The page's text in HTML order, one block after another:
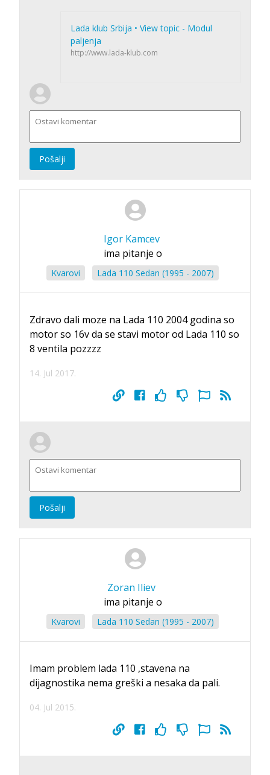
Lada klub Srbija • View topic - Modul
paljenja
http://www.lada-klub.com
Pošalji
Igor Kamcev
ima pitanje o
Kvarovi Lada 110 Sedan (1995 - 2007)
Zdravo dali moze na Lada 110 2004 godina so
motor so 16v da se stavi motor od Lada 110 so
8 ventila pozzzz
14. Jul 2017.
Pošalji
Zoran Iliev
ima pitanje o
Kvarovi Lada 110 Sedan (1995 - 2007)
Imam problem lada 110 ,stavena na
dijagnostika nema greški a nesaka da pali.
04. Jul 2015.